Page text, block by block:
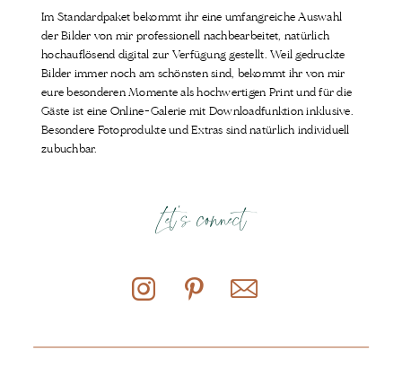
Im Standardpaket bekommt ihr eine umfangreiche Auswahl
der Bilder von mir professionell nachbearbeitet, natürlich
hochauflösend digital zur Verfügung gestellt. Weil gedruckte
Bilder immer noch am schönsten sind, bekommt ihr von mir
eure besonderen Momente als hochwertigen Print und für die
Gäste ist eine Online-Galerie mit Downloadfunktion inklusive.
Besondere Fotoprodukte und Extras sind natürlich individuell
zubuchbar.
Let's connect